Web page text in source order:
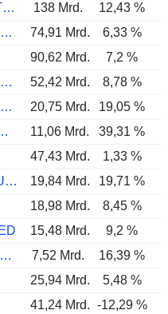
VERIZON COMMUNICATIONS, INC.
138 Mrd. 12,43 %
CHINA TELECOM CORPORATION LIMITED
74,91 Mrd. 6,33 %
90,62 Mrd. 7,2 %
AMÉRICA MÓVIL, S.A.B. DE C.V.
52,42 Mrd. 8,78 %
SAUDI TELECOM COMPANY
20,75 Mrd. 19,05 %
LIMITED
11,06 Mrd. 39,31 %
47,43 Mrd. 1,33 %
EMIRATES TELECOMMUNICATIONS GROUP COMPANY
19,84 Mrd. 19,71 %
18,98 Mrd. 8,45 %
15,48 Mrd. 9,2 %
CHUNGHWA TELECOM CO., LTD.
7,52 Mrd. 16,39 %
25,94 Mrd. 5,48 %
41,24 Mrd. -12,29 %